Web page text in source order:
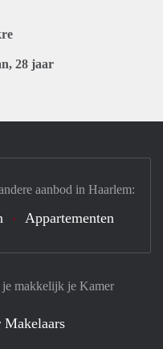
28 jaar
makkelijk je Kamer
Makelaars
aanbod in Haarlem:
Appartementen